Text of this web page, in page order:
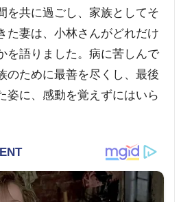
を共に過ごし、家族としてそ
た妻は、小林さんがどれだけ
を語りました。病に苦しんで
のために最善を尽くし、最後
姿に、感動を覚えずにはいら